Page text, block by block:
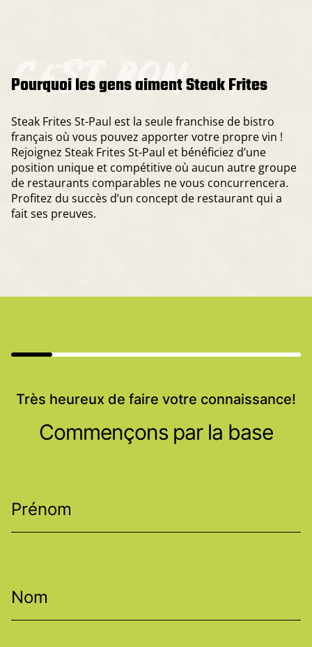
c’est bon
Pourquoi les gens aiment Steak Frites
Steak Frites St-Paul est la seule franchise de bistro
français où vous pouvez apporter votre propre vin !
Rejoignez Steak Frites St-Paul et bénéficiez d’une
position unique et compétitive où aucun autre groupe
de restaurants comparables ne vous concurrencera.
Profitez du succès d’un concept de restaurant qui a
fait ses preuves.
Très heureux de faire votre connaissance!
Commençons par la base
Prénom
Nom